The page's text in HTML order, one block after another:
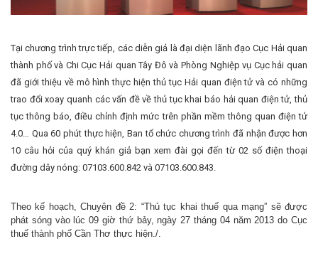
Tại chương trình trực tiếp, các diễn giả là đại diện lãnh đạo Cục Hải quan
thành phố và Chi Cục Hải quan Tây Đô và Phòng Nghiệp vụ Cục hải quan
đã giới thiệu về mô hình thực hiện thủ tục Hải quan điện tử và có những
trao đổi xoay quanh các vấn đề về thủ tục khai báo hải quan điện tử, thủ
tục thông báo, điều chỉnh định mức trên phần mềm thông quan điện tử
4.0… Qua 60 phút thực hiện, Ban tổ chức chương trình đã nhận được hơn
10 câu hỏi của quý khán giả bạn xem đài gọi đến từ 02 số điện thoại
đường dây nóng: 07103.600.842 và 07103.600.843.
Theo kế hoạch, Chuyên đề 2: “Thủ tục khai thuế qua mạng” sẽ được
phát sóng vào lúc 09 giờ thứ bảy, ngày 27 tháng 04 năm 2013 do Cục
thuế thành phố Cần Thơ thực hiện./.